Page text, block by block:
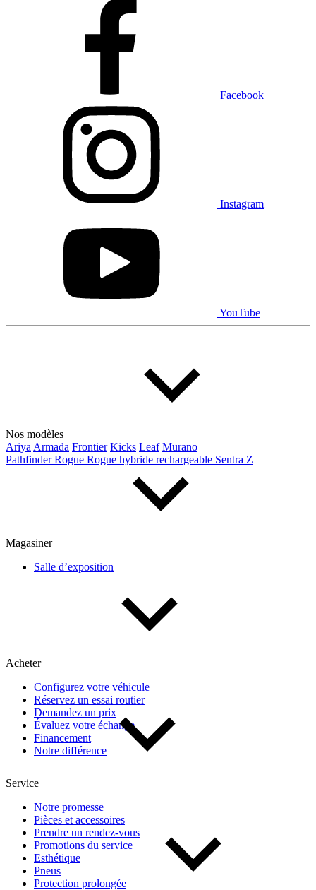
Facebook
Instagram
YouTube
Nos modèles
Ariya Armada Frontier Kicks Leaf Murano
PathfinderRogue Rogue hybride rechargeable Sentra Z
Magasiner
Salle d’exposition
Acheter
Configurez votre véhicule
Réservez un essai routier
Demandez un prix
Évaluez votre échange
Financement
Notre différence
Service
Notre promesse
Pièces et accessoires
Prendre un rendez-vous
Promotions du service
Esthétique
Pneus
Protection prolongée